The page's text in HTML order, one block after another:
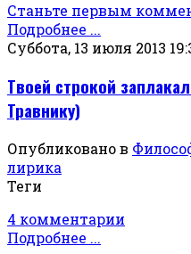
Станьте первым
Подробнее ...
Суббота, 13 июля 2013
Твоей строкой
Травнику)
Опубликовано в
лирика
Теги
4 комментарии
Подробнее ...